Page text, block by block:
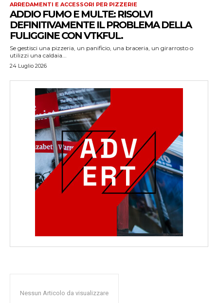
ARREDAMENTI E ACCESSORI PER PIZZERIE
ADDIO FUMO E MULTE: RISOLVI
DEFINITIVAMENTE IL PROBLEMA DELLA
FULIGGINE CON VTKFUL.
Se gestisci una pizzeria, un panificio, una braceria, un girarrosto o
utilizzi una caldaia...
24 Luglio 2026
Nessun Articolo da visualizzare